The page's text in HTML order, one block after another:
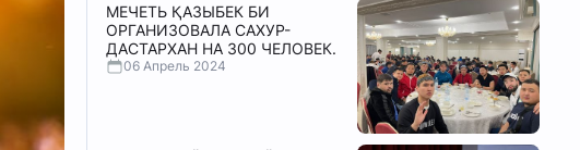
МЕЧЕТЬ ҚАЗЫБЕК БИ
ОРГАНИЗОВАЛА САХУР-
ДАСТАРХАН НА 300 ЧЕЛОВЕК.
06 Апрель 2024